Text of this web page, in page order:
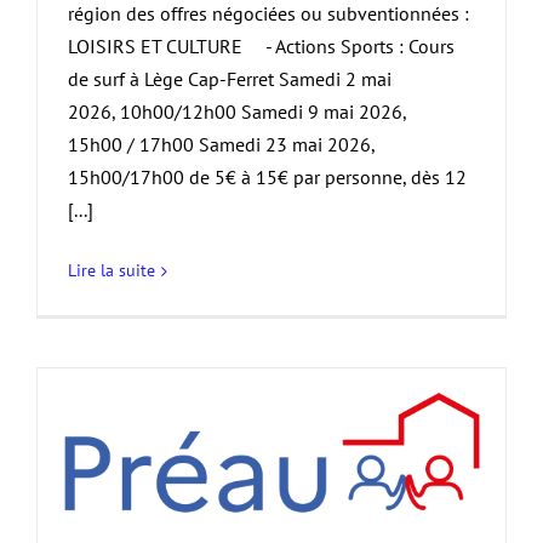
région des offres négociées ou subventionnées :
LOISIRS ET CULTURE - Actions Sports : Cours
de surf à Lège Cap-Ferret Samedi 2 mai
2026, 10h00/12h00 Samedi 9 mai 2026,
15h00 / 17h00 Samedi 23 mai 2026,
15h00/17h00 de 5€ à 15€ par personne, dès 12
[...]
Lire la suite